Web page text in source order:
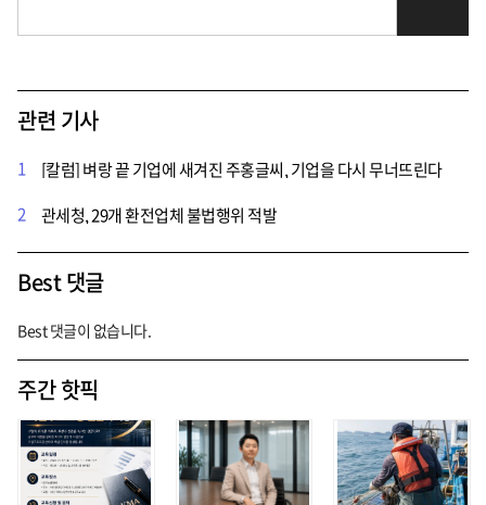
관련 기사
1
[칼럼] 벼랑 끝 기업에 새겨진 주홍글씨, 기업을 다시 무너뜨린다
2
관세청, 29개 환전업체 불법행위 적발
Best 댓글
Best 댓글이 없습니다.
주간 핫픽